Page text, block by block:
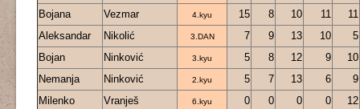
Bojana
Vezmar 4.kyu 15 8 10 11
11
Aleksandar
Nikolić 3.DAN 7 9 13 10
5
Bojan
Ninković 3.kyu 5 8 12 9
10
Nemanja
Ninković 2.kyu 5 7 13 6
9
Milenko
Vranješ 6.kyu 0 0 0 0
12